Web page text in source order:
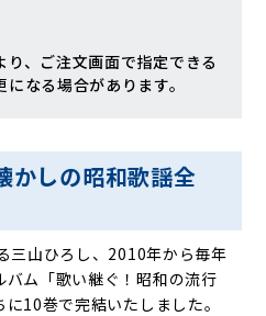
、ご注文画面で指定できる
なる場合があります。
かしの昭和歌謡全
三山ひろし、2010年から毎年
バム「歌い継ぐ！昭和の流行
10巻で完結いたしました。